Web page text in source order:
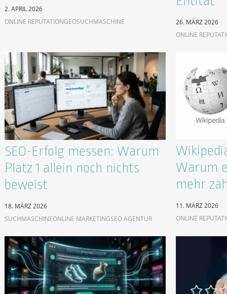
2. APRIL 2026
ONLINE REPUTATIONGEOSUCHMASCHINE
26. MÄRZ 2026
ONLINE
SEO-Erfolg messen: Warum
Platz 1 allein noch nichts
beweist
18. MÄRZ 2026
SUCHMASCHINEONLINE MARKETINGSEO AGENTUR
Warum
mehr
11. MÄRZ 2026
ONLINE